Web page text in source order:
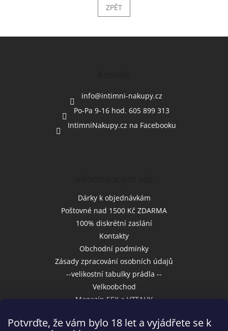
Potvrďte, že vám bylo 18 let a vyjádřete se k
ZPĚT
info@intimni-nakupy.cz
Po-Pa 9-16 hod. 605 899 313
IntimniNakupy.cz na Facebooku
Dárky k objednávkám
Poštovné nad 1500 Kč ZDARMA
100% diskrétní zaslání
Kontakty
Obchodní podmínky
Zásady zpracování osobních údajů
--velikostní tabulky prádla --
Velkoobchod
Magazín SEX a VZTAHY